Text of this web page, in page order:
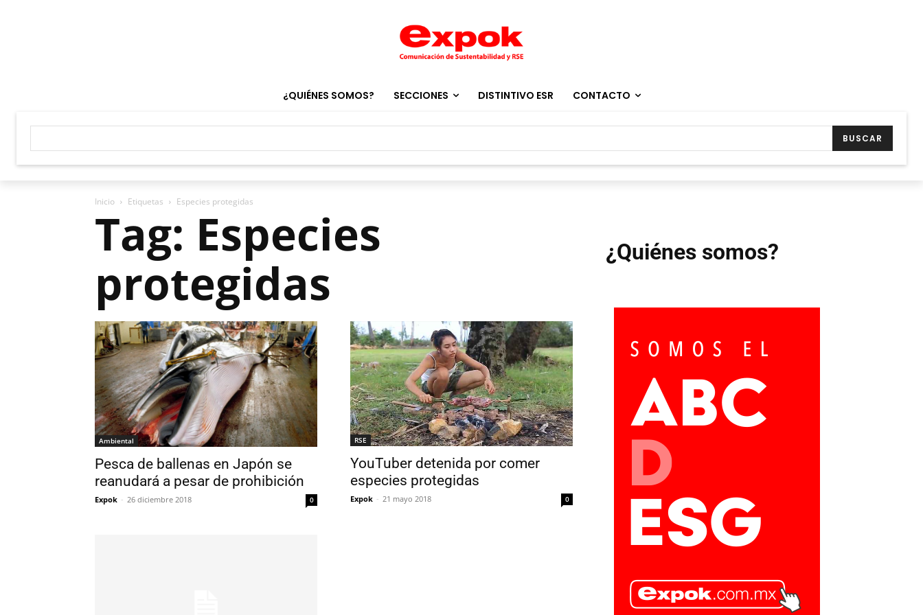
¿QUIÉNES SOMOS? SECCIONES DISTINTIVO ESR CONTACTO
BUSCAR
Inicio Etiquetas Especies protegidas
Tag: Especies
protegidas
Ambiental
Pesca de ballenas en Japón se
reanudará a pesar de prohibición
Expok - 26 diciembre 2018 0
RSE
YouTuber detenida por comer
especies protegidas
Expok - 21 mayo 2018 0
¿Quiénes somos?